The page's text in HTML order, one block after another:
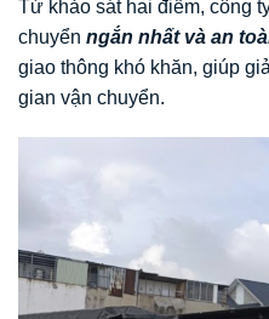
Từ khảo sát hai điểm, công
chuyển ngắn nhất và an
giao thông khó khăn, giúp
gian vận chuyển.